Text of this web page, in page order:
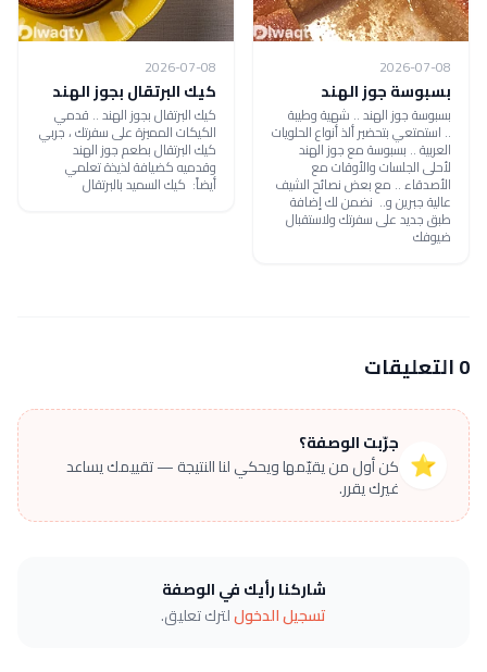
2026-07-08
بسبوسة جوز الهند
بسبوسة جوز الهند .. شهية وطيبة
.. استمتعي بتحضير ألذ أنواع الحلويات
العربية .. بسبوسة مع جوز الهند
لأحلى الجلسات والأوقات مع
الأصدقاء .. مع بعض نصائح الشيف
عالية جبرين و.. نضمن لك إضافة
طبق جديد على سفرتك ولاستقبال
ضيوفك
2026-07-08
كيك البرتقال بجوز الهند
كيك البرتقال بجوز الهند .. قدمي
الكيكات المميزة على سفرتك ، جربي
كيك البرتقال بطعم جوز الهند
وقدميه كضيافة لذيذة تعلمي
أيضاً: كيك السميد بالبرتقال
0 التعليقات
⭐
جرّبت الوصفة؟
كن أول من يقيّمها ويحكي لنا النتيجة — تقييمك يساعد
غيرك يقرر.
شاركنا رأيك في الوصفة
تسجيل الدخوللترك تعليق.